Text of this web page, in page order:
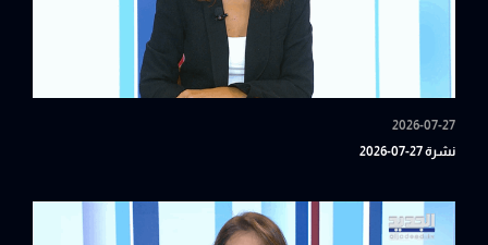
2026-07-27
نشرة 27-07-2026